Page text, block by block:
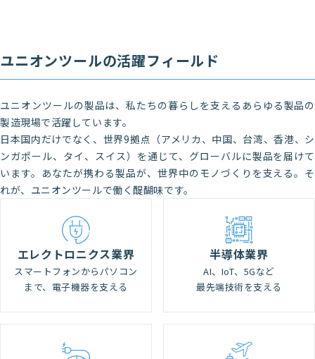
ユニオンツールの活躍フィールド
ユニオンツールの製品は、私たちの暮らしを支えるあらゆる製品の
製造現場で活躍しています。
日本国内だけでなく、世界9拠点（アメリカ、中国、台湾、香港、シ
ンガポール、タイ、スイス）を通じて、グローバルに製品を届けて
います。あなたが携わる製品が、世界中のモノづくりを支える。そ
れが、ユニオンツールで働く醍醐味です。
エレクトロニクス業界
スマートフォンからパソコン
まで、電子機器を支える
半導体業界
AI、IoT、5Gなど
最先端技術を支える